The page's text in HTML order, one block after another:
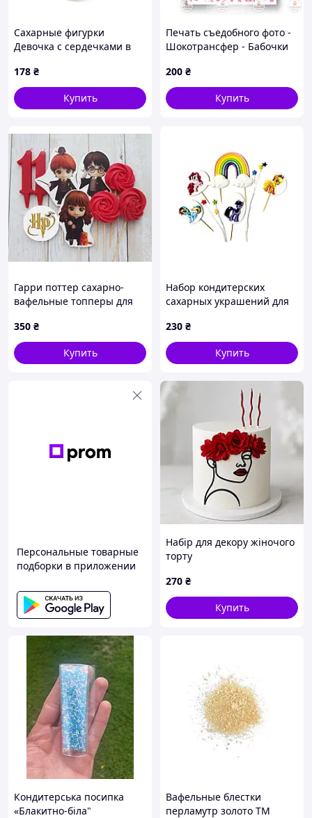
Сахарные фигурки
Девочка с сердечками в
KD
178 ₴
Купить
Печать съедобного фото -
Шокотрансфер - Бабочки
200 ₴
Купить
Гарри поттер сахарно-
вафельные топперы для
350 ₴
Купить
Набор кондитерских
сахарных украшений для
230 ₴
Купить
Персональные товарные
подборки в приложении
Набір для декору жіночого
торту
270 ₴
Купить
Кондитерська посипка
«Блакитно-біла"
Вафельные блестки
перламутр золото ТМ